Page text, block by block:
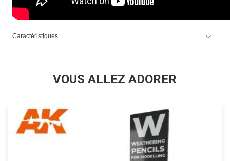
Caractéristiques
VOUS ALLEZ ADORER